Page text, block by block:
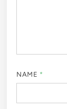
NAME *